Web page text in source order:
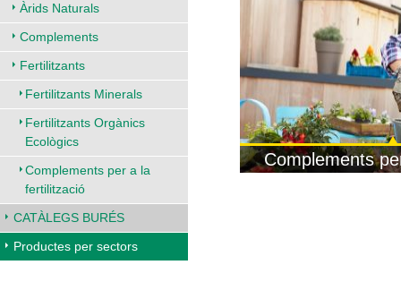
Complements
Àrids Naturals
Complements
Fertilitzants
Fertilitzants Minerals
Fertilitzants Orgànics
Ecològics
Complements per a la
fertilització
CATÀLEGS BURÉS
Productes per sectors